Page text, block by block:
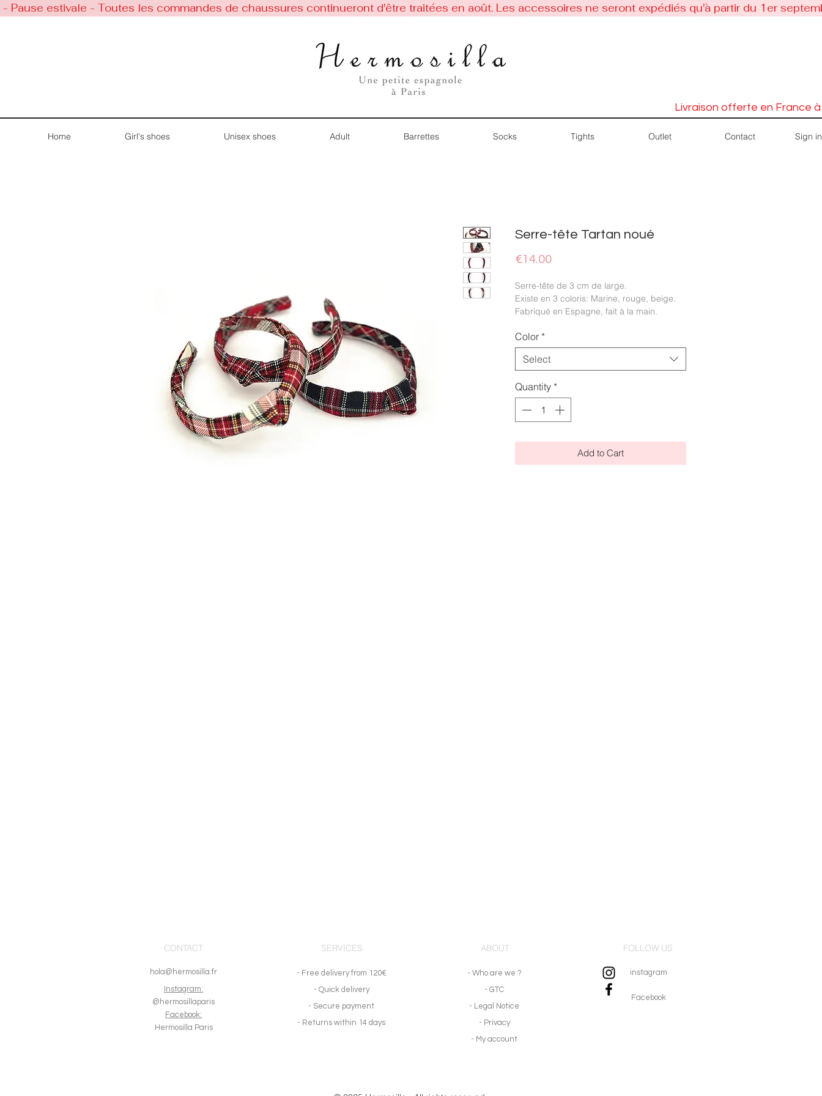
- Pause estivale - Toutes les commandes de chaussures continueront d'être traitées en août. Les accessoires ne seront expédiés qu'à partir du 1er
Sign in
Home Girl's shoes Unisex shoes Adult Barrettes Socks Tights Outlet Contact
Livraison offerte en France
Serre-tête Tartan noué
€14.00Price
Serre-tête de 3 cm de large.
Existe en 3 coloris: Marine, rouge, beige.
Fabriqué en Espagne, fait à la main.
Color *
Select
Quantity *
Add to Cart
CONTACT
hola@hermosilla.fr
nstagram:
@hermosillaparis
Facebook:
Hermosilla Paris
SERVICES
- Free delivery from 120€
- Quick delivery
- Secure payment
- Returns within 14 days
ABOUT
- Who are we ?
- GTC
- Legal Notice
- Privacy
- My account
FOLLOW US
instagram
Facebook